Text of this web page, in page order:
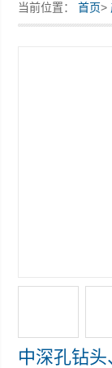
当前位置：首页>
孔钻头、钎尾、
中深孔钻